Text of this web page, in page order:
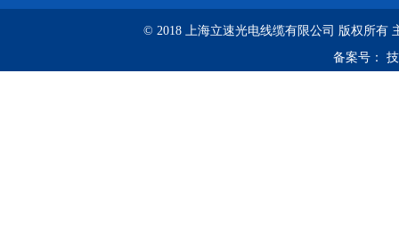
© 2018 上海立速光电线缆有限公司 版权所有
备案号：